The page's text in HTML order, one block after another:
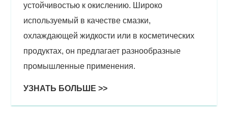
устойчивостью к окислению. Широко
используемый в качестве смазки,
охлаждающей жидкости или в косметических
продуктах, он предлагает разнообразные
промышленные применения.
УЗНАТЬ БОЛЬШЕ >>